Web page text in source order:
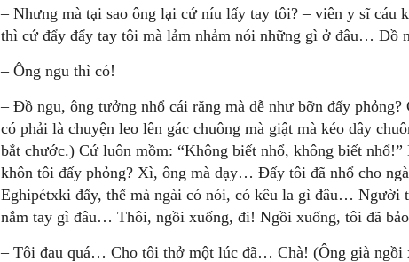
– Nhưng mà tại sao ông lại cứ níu lấy tay tôi? – viên y sĩ cáu
thì cứ đẩy đẩy tay tôi mà lảm nhảm nói những gì ở đâu… Đồ
– Ông ngu thì có!
– Đồ ngu, ông tưởng nhổ cái răng mà dễ như bỡn đấy
có phải là chuyện leo lên gác chuông mà giật mà kéo dây
bắt chước.) Cứ luôn mồm: “Không biết nhổ, không biết
khôn tôi đấy phỏng? Xì, ông mà dạy… Đấy tôi đã nhổ cho
Eghipétxki đấy, thế mà ngài có nói, có kêu la gì đâu… Người
nắm tay gì đâu… Thôi, ngồi xuống, đi! Ngồi xuống, tôi đã
– Tôi đau quá… Cho tôi thở một lúc đã… Chà! (Ông già ngồi